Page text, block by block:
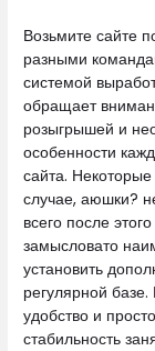
Возьмите сайте
разными
системой
обращает
розыгрышей и
особенности
сайта.
случае, аюшки?
всего после
замысловато
установить
регулярной
удобство и
стабильность